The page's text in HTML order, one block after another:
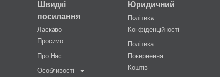
Швидкі
посилання
Ласкаво
Просимо.
Про Нас
Особливості
Юридичний
Політика
Конфіденційності
Політика
Повернення
Коштів